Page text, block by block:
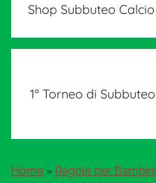
Shop Subbuteo
1° Torneo di
Home » Regole per Bambini